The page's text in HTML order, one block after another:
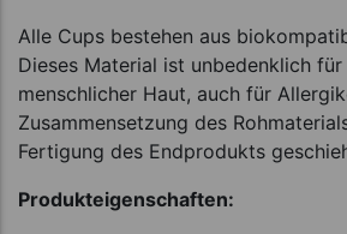
Alle Cups bestehen aus
Dieses Material ist unbedenklich
menschlicher Haut, auch für
Zusammensetzung des
Fertigung des Endprodukts
Produkteigenschaften: